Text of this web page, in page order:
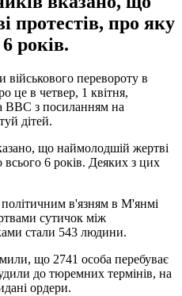
протестів, про яку
років.
військового перевороту в
це в четвер, 1 квітня,
ВВС з посиланням на
дітей.
що наймолодшій жертві
всього 6 років. Деяких з цих
в'язням в М'янмі
сутичок між
стали 543 людини.
що 2741 особа перебуває
до тюремних термінів, на
ордери.